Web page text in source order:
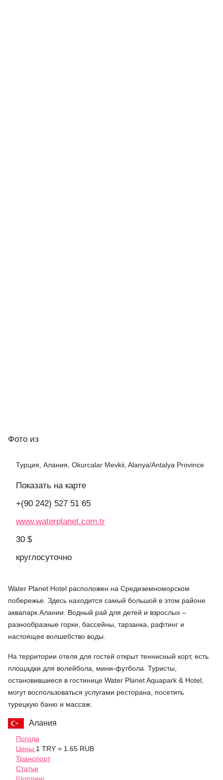
Фото из
Турция, Алания, Okurcalar Mevkii, Alanya/Antalya Province
Показать на карте
+(90 242) 527 51 65
www.waterplanet.com.tr
30 $
круглосуточно
Water Planet Hotel расположен на Средиземноморском
побережье. Здесь находится самый большой в этом районе
аквапарк Алании. Водный рай для детей и взрослых –
разнообразные горки, бассейны, тарзанка, рафтинг и
настоящее волшебство воды.
На территории отеля для гостей открыт теннисный корт, есть
площадки для волейбола, мини-футбола. Туристы,
остановившиеся в гостинице Water Planet Aquapark & Hotel,
могут воспользоваться услугами ресторана, посетить
турецкую баню и массаж.
Алания
Погода
Цены 1 TRY = 1.65 RUB
Транспорт
Статьи